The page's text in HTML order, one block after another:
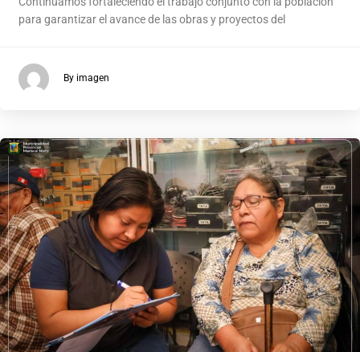
para garantizar el avance de las obras y proyectos del
By imagen